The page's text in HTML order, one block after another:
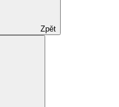
Zpět